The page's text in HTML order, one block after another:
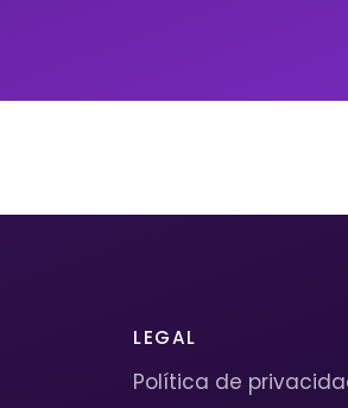
LEGAL
Política de